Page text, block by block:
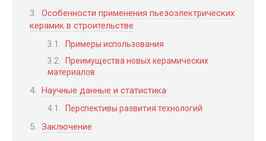
Особенности применения пьезоэлектрических
керамик в строительстве
Примеры использования
Преимущества новых керамических
материалов
Научные данные и статистика
Перспективы развития технологий
Заключение